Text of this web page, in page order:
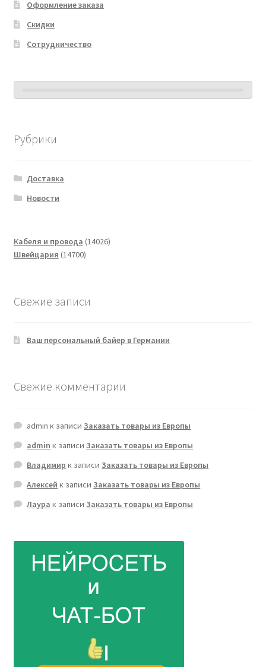
Оформление заказа
Скидки
Сотрудничество
Рубрики
Доставка
Новости
Кабеля и провода 1402614026
Швейцария 1470014700
Свежие записи
Ваш персональный байер в Германии
Свежие комментарии
admin к записиЗаказать товары из Европы
admin к записиЗаказать товары из Европы
Владимир к записиЗаказать товары из Европы
Алексей к записиЗаказать товары из Европы
Лаура к записиЗаказать товары из Европы